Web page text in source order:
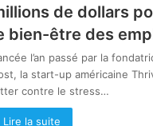
de dollars
bien-être des
l’an passé par la
la start-up américaine
contre le stress…
Lire la suite